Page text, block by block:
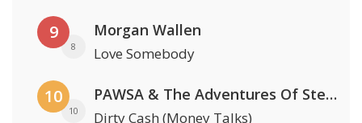
9
8
Morgan Wallen
Love Somebody
10
10
PAWSA & The Adventures Of Stevie V
Dirty Cash (Money Talks)